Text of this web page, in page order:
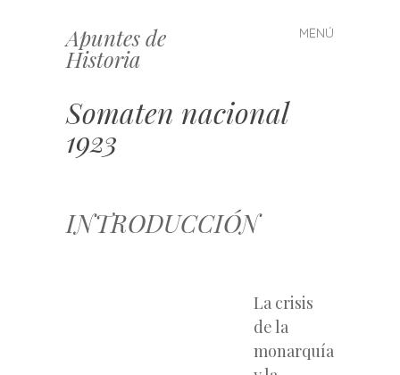
Apuntes de
Historia
MENÚ
Saltar
al
Somaten nacional
1923
INTRODUCCIÓN
La crisis
de la
monarquía